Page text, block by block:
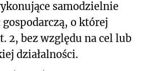
samodzielnie
gospodarczą, o której
2, bez względu na cel lub
działalności.